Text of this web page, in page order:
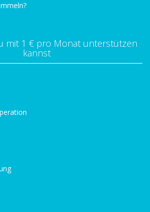
mit 1 € pro Monat unterstützen
kannst